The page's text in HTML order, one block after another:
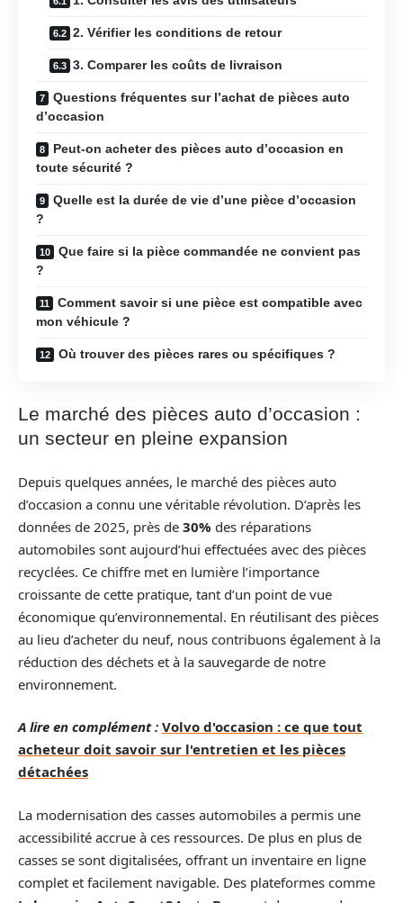
2. Vérifier les conditions de retour
3. Comparer les coûts de livraison
Questions fréquentes sur l’achat de pièces auto
d’occasion
Peut-on acheter des pièces auto d’occasion en
toute sécurité ?
Quelle est la durée de vie d’une pièce d’occasion
?
Que faire si la pièce commandée ne convient pas
?
Comment savoir si une pièce est compatible avec
mon véhicule ?
Où trouver des pièces rares ou spécifiques ?
Le marché des pièces auto d’occasion :
un secteur en pleine expansion
Depuis quelques années, le marché des pièces auto
d’occasion a connu une véritable révolution. D’après les
données de 2025, près de 30% des réparations
automobiles sont aujourd’hui effectuées avec des pièces
recyclées. Ce chiffre met en lumière l’importance
croissante de cette pratique, tant d’un point de vue
économique qu’environnemental. En réutilisant des pièces
au lieu d’acheter du neuf, nous contribuons également à la
réduction des déchets et à la sauvegarde de notre
environnement.
A lire en complément : Volvo d'occasion : ce que tout
acheteur doit savoir sur l'entretien et les pièces
détachées
La modernisation des casses automobiles a permis une
accessibilité accrue à ces ressources. De plus en plus de
casses se sont digitalisées, offrant un inventaire en ligne
complet et facilement navigable. Des plateformes comme